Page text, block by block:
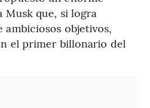
Musk que, si logra
objetivos,
el primer billonario del